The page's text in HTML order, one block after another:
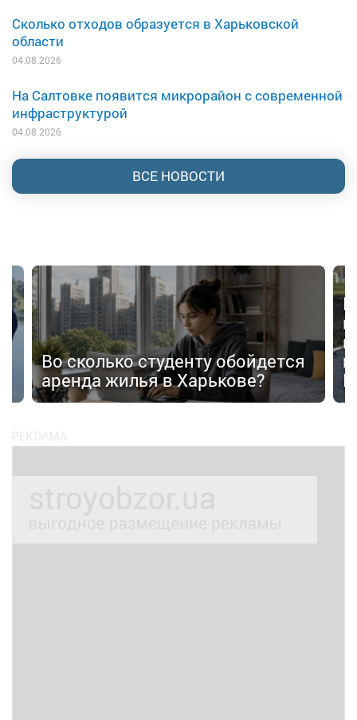
Сколько отходов образуется в Харьковской
области
04.08.2026
На Салтовке появится микрорайон с современной
инфраструктурой
04.08.2026
ВСЕ НОВОСТИ
В Харькове планируют создать
велосипедную сеть
протяженностью 757 км: что
предусматривает новая
Концепция